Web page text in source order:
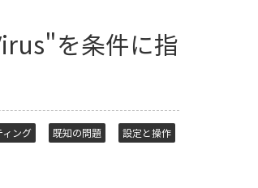
を条件に指
ィング 既知の問題 設定と操作